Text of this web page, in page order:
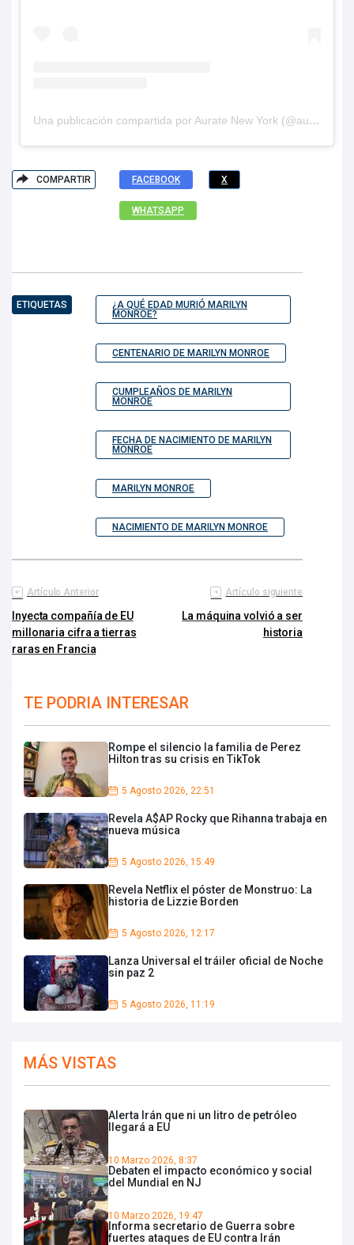
Una publicación compartida por Aurate New York (@auratenewyork)
COMPARTIR FACEBOOK X
WHATSAPP
ETIQUETAS
¿A QUÉ EDAD MURIÓ MARILYN
MONROE?
CENTENARIO DE MARILYN MONROE
CUMPLEAÑOS DE MARILYN
MONROE
FECHA DE NACIMIENTO DE MARILYN
MONROE
MARILYN MONROE
NACIMIENTO DE MARILYN MONROE
Artículo Anterior
Inyecta compañía de EU
millonaria cifra a tierras
raras en Francia
Artículo siguiente
La máquina volvió a ser
historia
TE PODRIA INTERESAR
Rompe el silencio la familia de Perez
Hilton tras su crisis en TikTok
5 Agosto 2026, 22:51
Revela A$AP Rocky que Rihanna trabaja en
nueva música
5 Agosto 2026, 15:49
Revela Netflix el póster de Monstruo: La
historia de Lizzie Borden
5 Agosto 2026, 12:17
Lanza Universal el tráiler oficial de Noche
sin paz 2
5 Agosto 2026, 11:19
MÁS VISTAS
Alerta Irán que ni un litro de petróleo
llegará a EU
10 Marzo 2026, 8:37
Debaten el impacto económico y social
del Mundial en NJ
10 Marzo 2026, 19:47
Informa secretario de Guerra sobre
fuertes ataques de EU contra Irán